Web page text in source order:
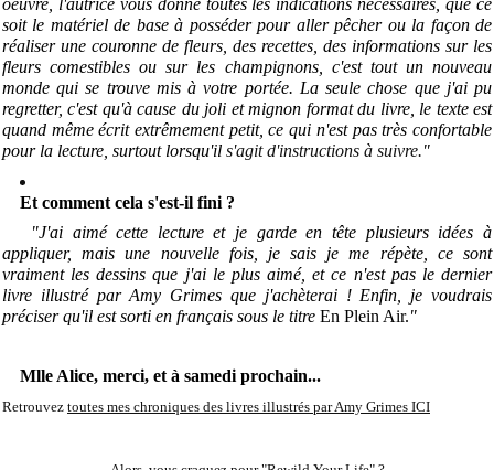
soit le matériel de base à posséder pour aller pêcher ou la façon de
réaliser une couronne de fleurs, des recettes, des informations sur les
fleurs comestibles ou sur les champignons, c'est tout un nouveau
monde qui se trouve mis à votre portée. La seule chose que j'ai pu
regretter, c'est qu'à cause du joli et mignon format du livre, le texte est
quand même écrit extrêmement petit, ce qui n'est pas très confortable
pour la lecture, surtout lorsqu'il s'agit d'instructions à suivre."
Et comment cela s'est-il fini ?
"J'ai aimé cette lecture et je garde en tête plusieurs idées à
appliquer, mais une nouvelle fois, je sais je me répète, ce sont
vraiment les dessins que j'ai le plus aimé, et ce n'est pas le dernier
livre illustré par Amy Grimes que j'achèterai ! Enfin, je voudrais
préciser qu'il est sorti en français sous le titre En Plein Air."
Mlle Alice, merci, et à samedi prochain...
Retrouvez toutes mes chroniques des livres illustrés par Amy Grimes ICI